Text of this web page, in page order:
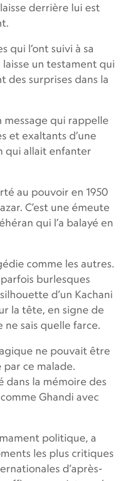
derrière lui est
qui l’ont suivi à sa
un testament qui
des surprises dans la
message qui rappelle
et exaltants d’une
qui allait enfanter
au pouvoir en 1950
C’est une émeute
qui l’a balayé en
comme les autres.
burlesques
d’un Kachani
la tête, en signe de
sais quelle farce.
ne pouvait être
ce malade.
dans la mémoire des
Ghandi avec
politique, a
les plus critiques
d’après-